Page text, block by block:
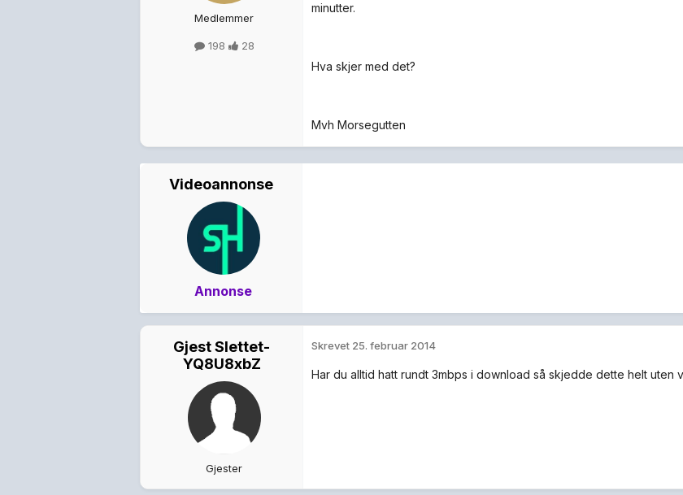
Medlemmer
198 28
minutter.
Hva skjer med det?
Mvh Morsegutten
Videoannonse
Annonse
Gjest Slettet-
YQ8U8xbZ
Gjester
Skrevet 25. februar 2014
Har du alltid hatt rundt 3mbps i download så skjedde dette helt uten